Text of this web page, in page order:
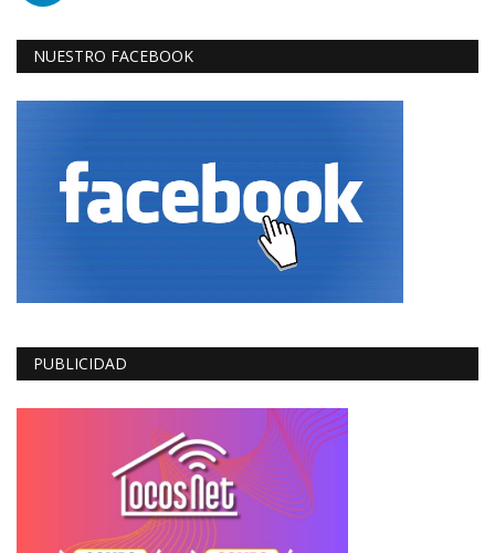
NUESTRO FACEBOOK
PUBLICIDAD